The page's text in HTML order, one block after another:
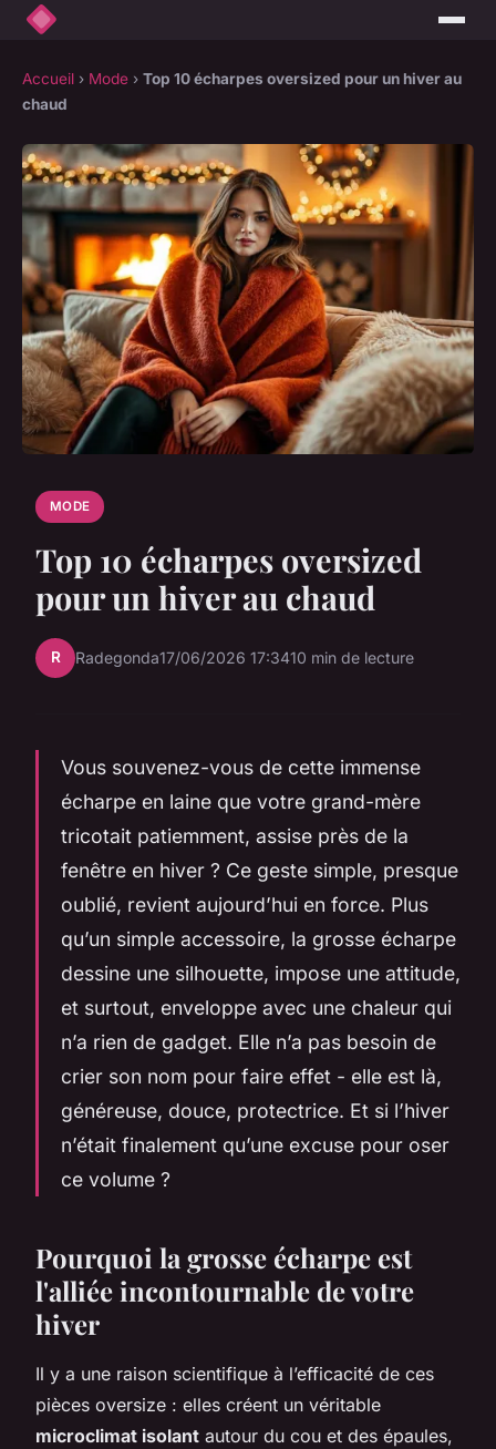
Accueil › Mode › Top 10 écharpes oversized pour un hiver au
chaud
MODE
Top 10 écharpes oversized
pour un hiver au chaud
R Radegonda17/06/2026 17:3410 min de lecture
Vous souvenez-vous de cette immense
écharpe en laine que votre grand-mère
tricotait patiemment, assise près de la
fenêtre en hiver ? Ce geste simple, presque
oublié, revient aujourd’hui en force. Plus
qu’un simple accessoire, la grosse écharpe
dessine une silhouette, impose une attitude,
et surtout, enveloppe avec une chaleur qui
n’a rien de gadget. Elle n’a pas besoin de
crier son nom pour faire effet - elle est là,
généreuse, douce, protectrice. Et si l’hiver
n’était finalement qu’une excuse pour oser
ce volume ?
Pourquoi la grosse écharpe est
l'alliée incontournable de votre
hiver
Il y a une raison scientifique à l’efficacité de ces
pièces oversize : elles créent un véritable
microclimat isolant autour du cou et des épaules,